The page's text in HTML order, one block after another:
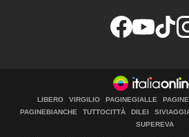
LIBERO VIRGILIO PAGINEGIALLE
PAGINEBIANCHE
TUTTOCITTÀ DILEI
SUPEREVA